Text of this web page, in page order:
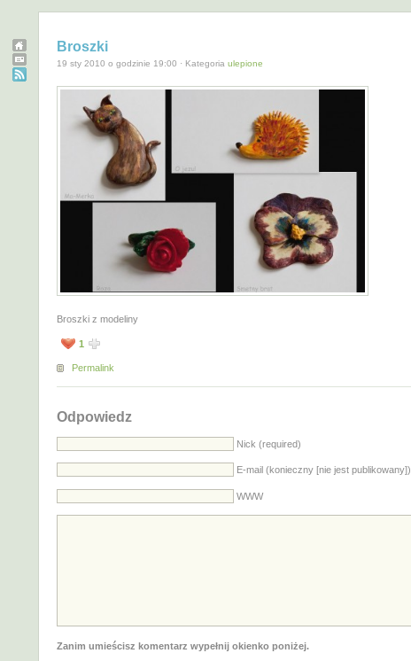
Broszki
19 sty 2010 o godzinie 19:00 · Kategoria ulepione
Broszki z modeliny
1
Permalink
Odpowiedz
Nick (required)
E-mail (konieczny [nie jest publikowany])
WWW
Zanim umieścisz komentarz wypełnij okienko poniżej.